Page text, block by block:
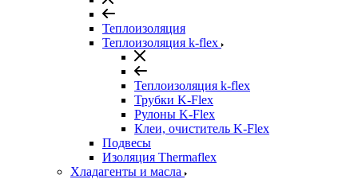
Теплоизоляция
Теплоизоляция k-flex
Теплоизоляция k-flex
Трубки K-Flex
Рулоны K-Flex
Клеи, очиститель K-Flex
Подвесы
Изоляция Thermaflex
Хладагенты и масла